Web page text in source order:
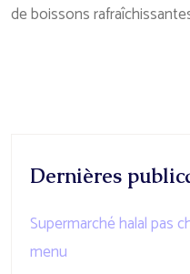
de boissons
Dernières
Supermarché halal pas
menu